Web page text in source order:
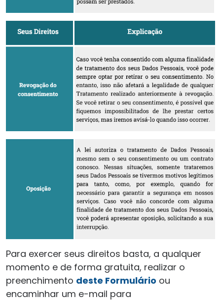
Para exercer seus direitos basta, a qualquer
momento e de forma gratuita, realizar o
preenchimento deste Formulário ou
encaminhar um e-mail para